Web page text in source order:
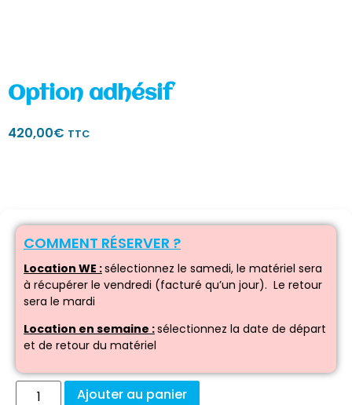
Option adhésif
420,00€ TTC
COMMENT RÉSERVER ?
Location WE :sélectionnez le samedi, le matériel sera
à récupérer le vendredi (facturé qu’un jour). Le retour
sera le mardi
Location en semaine :sélectionnez la date de départ
et de retour du matériel
Ajouter au panier